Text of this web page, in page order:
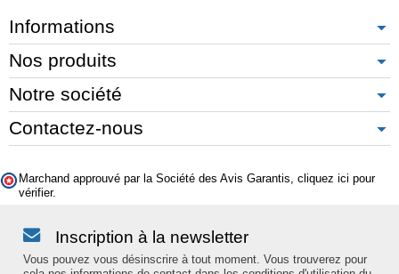
Informations
Nos produits
Notre société
Contactez-nous
Marchand approuvé par la Société des Avis Garantis, cliquez ici pour
vérifier.
Inscription à la newsletter
Vous pouvez vous désinscrire à tout moment. Vous trouverez pour